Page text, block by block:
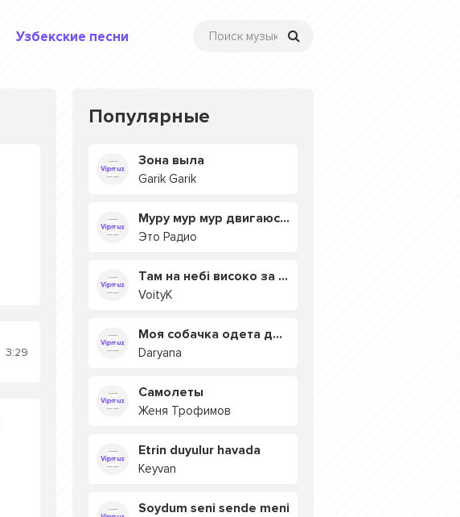
Узбекские песни
3:29
Популярные
Зона выла
Garik Garik
Муру мур мур двигаюсь на мурмулях
Это Радио
Там на небі високо за хмарами
VoityK
Моя собачка одета дороже тебя
Daryana
Самолеты
Женя Трофимов
Etrin duyulur havada
Keyvan
Soydum seni sende meni